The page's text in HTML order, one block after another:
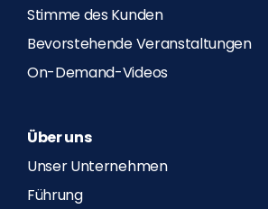
Stimme des Kunden
Bevorstehende Veranstaltungen
On-Demand-Videos
Über uns
Unser Unternehmen
Führung